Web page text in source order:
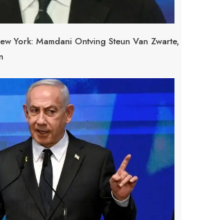
York: Mamdani Ontving Steun Van Zwarte,